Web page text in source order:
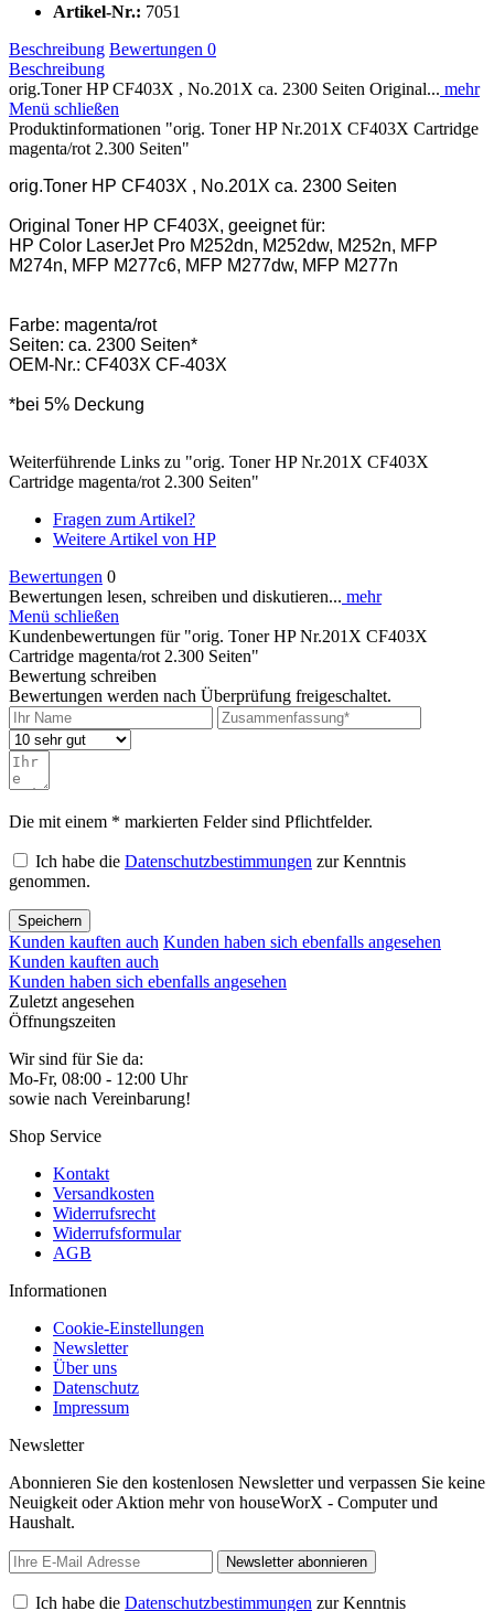
Artikel-Nr.: 7051
Beschreibung Bewertungen 0
Beschreibung
orig.Toner HP CF403X , No.201X ca. 2300 Seiten Original... mehr
Menü schließen
Produktinformationen "orig. Toner HP Nr.201X CF403X Cartridge
magenta/rot 2.300 Seiten"
orig.Toner HP CF403X , No.201X ca. 2300 Seiten
Original Toner HP CF403X, geeignet für:
HP Color LaserJet Pro M252dn, M252dw, M252n, MFP
M274n, MFP M277c6, MFP M277dw, MFP M277n
Farbe: magenta/rot
Seiten: ca. 2300 Seiten*
OEM-Nr.: CF403X CF-403X
*bei 5% Deckung
Weiterführende Links zu "orig. Toner HP Nr.201X CF403X
Cartridge magenta/rot 2.300 Seiten"
Fragen zum Artikel?
Weitere Artikel von HP
Bewertungen 0
Bewertungen lesen, schreiben und diskutieren... mehr
Menü schließen
Kundenbewertungen für "orig. Toner HP Nr.201X CF403X
Cartridge magenta/rot 2.300 Seiten"
Bewertung schreiben
Bewertungen werden nach Überprüfung freigeschaltet.
Die mit einem * markierten Felder sind Pflichtfelder.
Ich habe die Datenschutzbestimmungen zur Kenntnis
genommen.
Speichern
Kunden kauften auch Kunden haben sich ebenfalls angesehen
Kunden kauften auch
Kunden haben sich ebenfalls angesehen
Zuletzt angesehen
Öffnungszeiten
Wir sind für Sie da:
Mo-Fr, 08:00 - 12:00 Uhr
sowie nach Vereinbarung!
Shop Service
Kontakt
Versandkosten
Widerrufsrecht
Widerrufsformular
AGB
Informationen
Cookie-Einstellungen
Newsletter
Über uns
Datenschutz
Impressum
Newsletter
Abonnieren Sie den kostenlosen Newsletter und verpassen Sie keine
Neuigkeit oder Aktion mehr von houseWorX - Computer und
Haushalt.
Newsletter abonnieren
Ich habe die Datenschutzbestimmungen zur Kenntnis